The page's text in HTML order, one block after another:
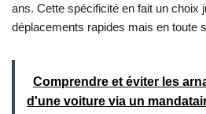
ans. Cette spécificité en fait un choix
déplacements rapides mais en toute
Comprendre et éviter les
d'une voiture via un